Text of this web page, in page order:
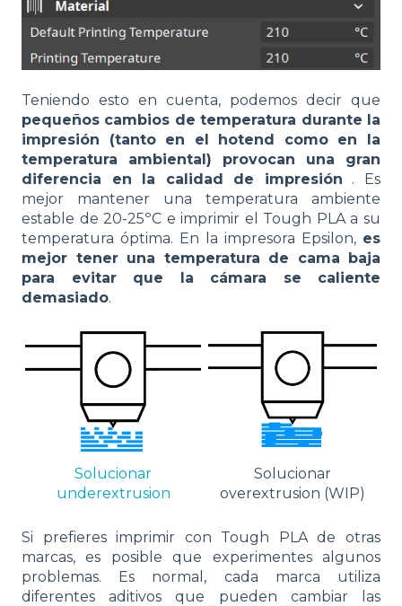
Teniendo esto en cuenta, podemos decir que
pequeños cambios de temperatura durante la
impresión (tanto en el hotend como en la
temperatura ambiental) provocan una gran
diferencia en la calidad de impresión . Es
mejor mantener una temperatura ambiente
estable de 20-25ºC e imprimir el Tough PLA a su
temperatura óptima. En la impresora Epsilon, es
mejor tener una temperatura de cama baja
para evitar que la cámara se caliente
demasiado.
Solucionar
underextrusion
Solucionar
overextrusion (WIP)
Si prefieres imprimir con Tough PLA de otras
marcas, es posible que experimentes algunos
problemas. Es normal, cada marca utiliza
diferentes aditivos que pueden cambiar las